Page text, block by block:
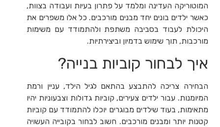
המוטוריקה העדינה ומלמד על פתרון בעיות ועבודה בצוות,
כאשר ילדים בונים יחד מבנים מורכבים. כל אלו משפרים את
היכולת לעבוד בסביבה משתפת ולהתמודד עם משימות
מורכבות, תוך שימוש בדמיון וביצירתיות.
איך לבחור קוביות בנייה?
הבחירה צריכה להתבצע בהתאם לגיל הילד, עניין ורמת
המיומנות. עבור ילדים צעירים, קוביות גדולות וצבעוניות יהיו
מתאימות, בעוד שילדים מבוגרים יוכלו להתמודד עם קוביות
קטנות יותר ומבנים מורכבים. חשוב לבחור בקובייה העשויה